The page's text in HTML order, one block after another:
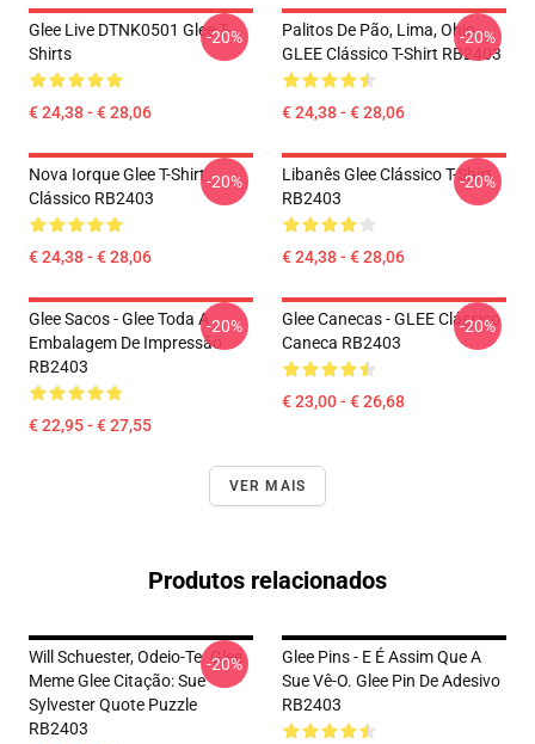
Glee Live DTNK0501 Glee T-
Shirts
€ 24,38 - € 28,06
-20%
Palitos De Pão, Lima, Ohio,
GLEE Clássico T-Shirt RB2403
€ 24,38 - € 28,06
-20%
Nova Iorque Glee T-Shirt
Clássico RB2403
€ 24,38 - € 28,06
-20%
Libanês Glee Clássico T-Shirt
RB2403
€ 24,38 - € 28,06
-20%
Glee Sacos - Glee Toda A
Embalagem De Impressão
RB2403
€ 22,95 - € 27,55
-20%
Glee Canecas - GLEE Clássico
Caneca RB2403
€ 23,00 - € 26,68
-20%
VER MAIS
Produtos relacionados
Will Schuester, Odeio-Te. Glee
Meme Glee Citação: Sue
Sylvester Quote Puzzle
RB2403
-20%
Glee Pins - E É Assim Que A
Sue Vê-O. Glee Pin De Adesivo
RB2403